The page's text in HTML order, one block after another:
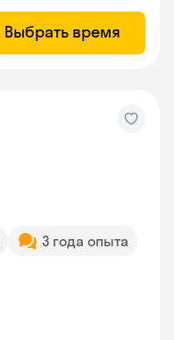
Выбрать время
3 года опыта